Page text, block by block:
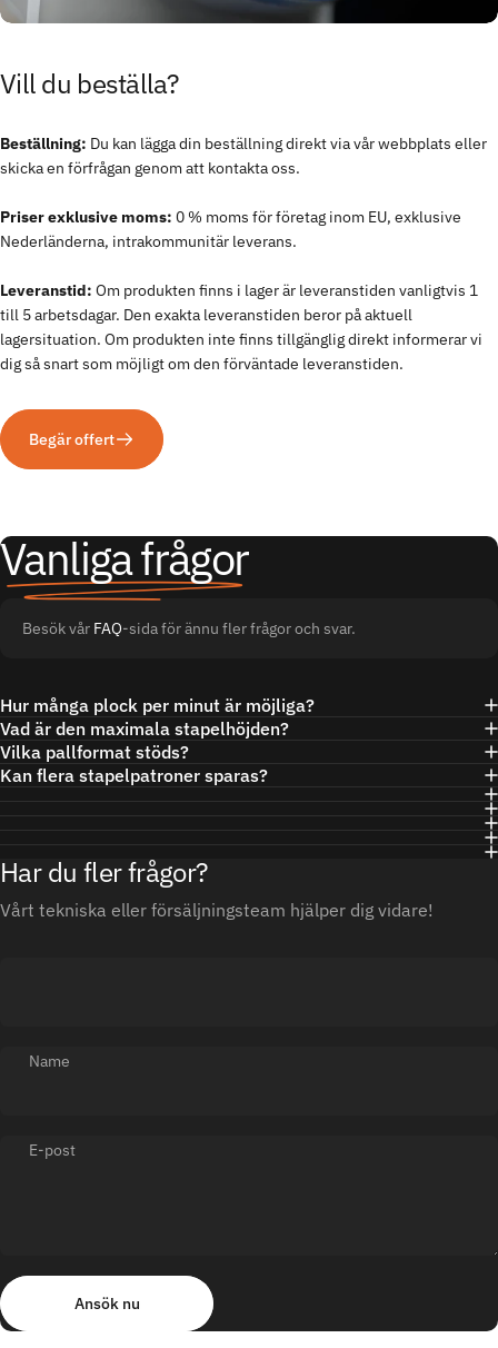
Villdu beställa?
Beställning: Du kan lägga din beställning direkt via vår webbplats eller
skicka en förfrågan genom att kontakta oss.
Priser exklusive moms: 0 % moms för företag inom EU, exklusive
Nederländerna, intrakommunitär leverans.
Leveranstid: Om produkten finns i lager är leveranstiden vanligtvis 1
till 5 arbetsdagar. Den exakta leveranstiden beror på aktuell
lagersituation. Om produkten inte finns tillgänglig direkt informerar vi
dig så snart som möjligt om den förväntade leveranstiden.
Begär offert
Vanliga frågor
Besök vår FAQ-sida för ännu fler frågor och svar.
Hur många plock per minut är möjliga?
Vad är den maximala stapelhöjden?
Vilka pallformat stöds?
Kan flera stapelpatroner sparas?
Har du fler frågor?
Vårt tekniska eller försäljningsteam hjälper dig vidare!
Name
E-post
Ansök nu
Ansök nu